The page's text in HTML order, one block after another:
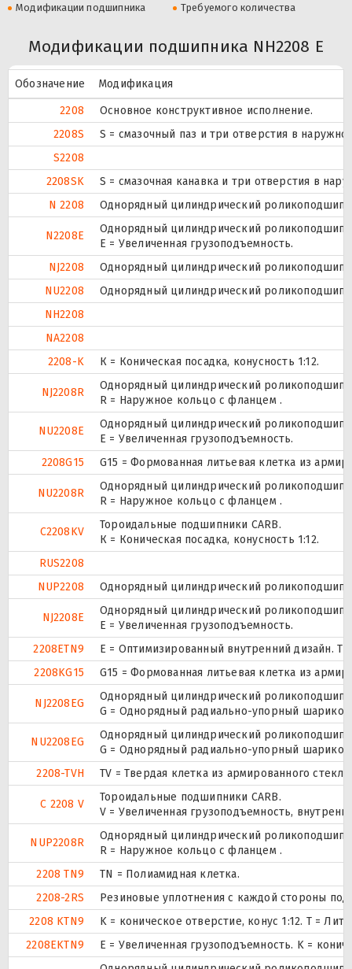
Модификации подшипника
Требуемого количества
Модификации подшипника NH2208 E
Обозначение
Модификация
2208
Основное конструктивное исполнение.
2208S
S = смазочный паз и три отверстия в
S2208
2208SK
S = смазочная канавка и три отверстия в
N 2208
Однорядный цилиндрический
N2208E
Однорядный цилиндрический
Е = Увеличенная грузоподъемность.
NJ2208
Однорядный цилиндрический
NU2208
Однорядный цилиндрический
NH2208
NA2208
2208-K
К = Коническая посадка, конусность 1:12.
NJ2208R
Однорядный цилиндрический
R = Наружное кольцо с фланцем .
NU2208E
Однорядный цилиндрический
Е = Увеличенная грузоподъемность.
2208G15
G15 = Формованная литьевая клетка из
NU2208R
Однорядный цилиндрический
R = Наружное кольцо с фланцем .
C2208KV
Тороидальные подшипники CARB.
К = Коническая посадка, конусность 1:12.
RUS2208
NUP2208
Однорядный цилиндрический
NJ2208E
Однорядный цилиндрический
Е = Увеличенная грузоподъемность.
2208ETN9
E = Оптимизированный внутренний дизайн.
2208KG15
G15 = Формованная литьевая клетка из
NJ2208EG
Однорядный цилиндрический
G = Однорядный радиально-упорный
NU2208EG
Однорядный цилиндрический
G = Однорядный радиально-упорный
2208-TVH
TV = Твердая клетка из армированного
C 2208 V
Тороидальные подшипники CARB.
V = Увеличенная грузоподъемность,
NUP2208R
Однорядный цилиндрический
R = Наружное кольцо с фланцем .
2208 TN9
TN = Полиамидная клетка.
2208-2RS
Резиновые уплотнения с каждой стороны
2208 KTN9
K = коническое отверстие, конус 1:12. T =
2208EKTN9
E = Увеличенная грузоподъемность. K =